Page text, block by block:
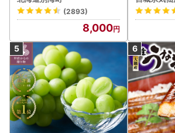
冷凍 ）
(2893)
8,000